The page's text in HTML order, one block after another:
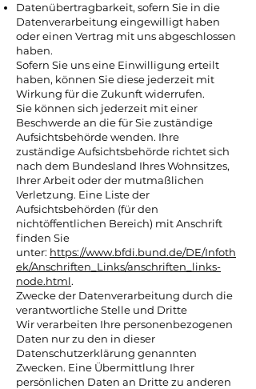
Datenübertragbarkeit, sofern Sie in die
Datenverarbeitung eingewilligt haben
oder einen Vertrag mit uns abgeschlossen
haben.
Sofern Sie uns eine Einwilligung erteilt
haben, können Sie diese jederzeit mit
Wirkung für die Zukunft widerrufen.
Sie können sich jederzeit mit einer
Beschwerde an die für Sie zuständige
Aufsichtsbehörde wenden. Ihre
zuständige Aufsichtsbehörde richtet sich
nach dem Bundesland Ihres Wohnsitzes,
Ihrer Arbeit oder der mutmaßlichen
Verletzung. Eine Liste der
Aufsichtsbehörden (für den
nichtöffentlichen Bereich) mit Anschrift
finden Sie
unter: https://www.bfdi.bund.de/DE/Infoth
ek/Anschriften_Links/anschriften_links-
node.html.
Zwecke der Datenverarbeitung durch die
verantwortliche Stelle und Dritte
Wir verarbeiten Ihre personenbezogenen
Daten nur zu den in dieser
Datenschutzerklärung genannten
Zwecken. Eine Übermittlung Ihrer
persönlichen Daten an Dritte zu anderen